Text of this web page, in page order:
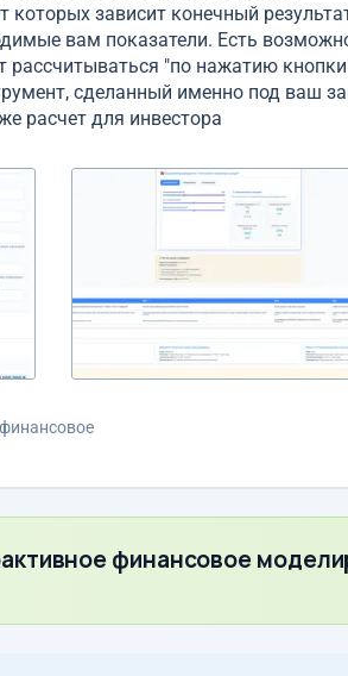
которых зависит конечный
вам показатели. Есть
рассчитываться "по нажатию
сделанный именно под ваш
расчет для инвестора
финансовое
финансовое